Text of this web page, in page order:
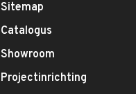
Sitemap
Catalogus
Showroom
Projectinrichting